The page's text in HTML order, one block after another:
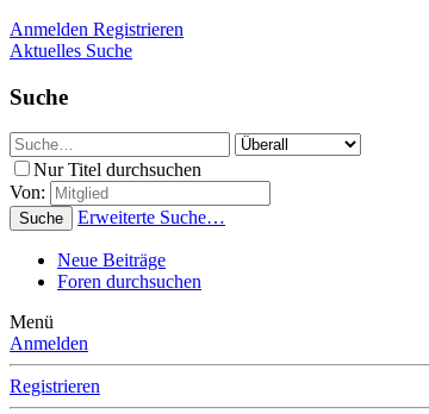
Anmelden Registrieren
Aktuelles Suche
Suche
Nur Titel durchsuchen
Von:
Suche Erweiterte Suche…
Neue Beiträge
Foren durchsuchen
Menü
Anmelden
Registrieren